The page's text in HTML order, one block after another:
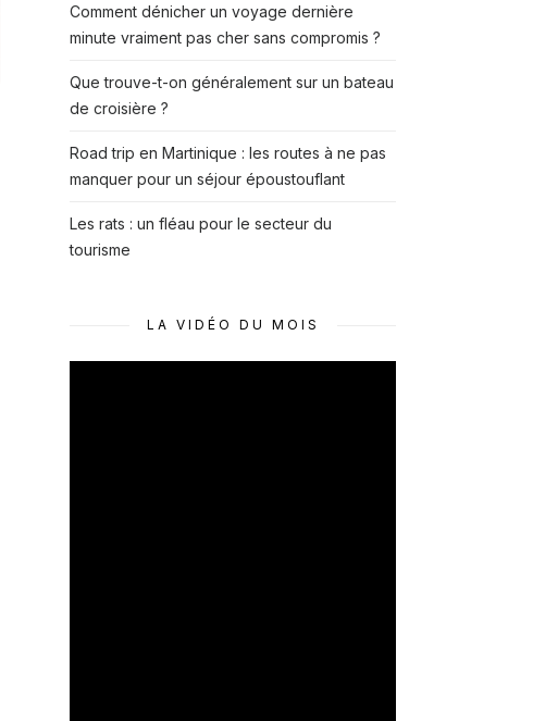
Comment dénicher un voyage dernière
minute vraiment pas cher sans compromis ?
Que trouve-t-on généralement sur un bateau
de croisière ?
Road trip en Martinique : les routes à ne pas
manquer pour un séjour époustouflant
Les rats : un fléau pour le secteur du
tourisme
LA VIDÉO DU MOIS